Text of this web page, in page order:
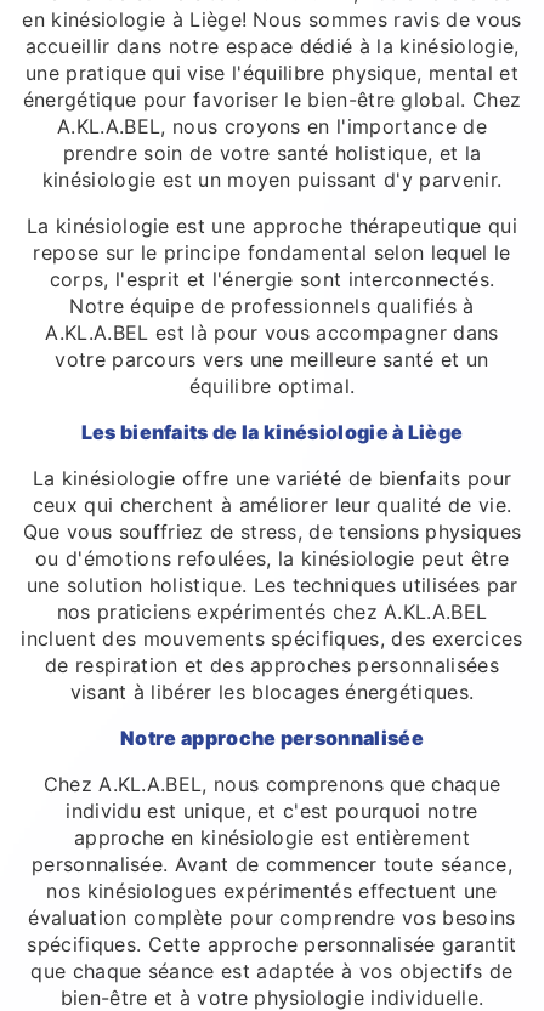
en kinésiologie à Liège! Nous sommes ravis de vous
accueillir dans notre espace dédié à la kinésiologie,
une pratique qui vise l'équilibre physique, mental et
énergétique pour favoriser le bien-être global. Chez
A.KL.A.BEL, nous croyons en l'importance de
prendre soin de votre santé holistique, et la
kinésiologie est un moyen puissant d'y parvenir.
La kinésiologie est une approche thérapeutique qui
repose sur le principe fondamental selon lequel le
corps, l'esprit et l'énergie sont interconnectés.
Notre équipe de professionnels qualifiés à
A.KL.A.BEL est là pour vous accompagner dans
votre parcours vers une meilleure santé et un
équilibre optimal.
Les bienfaits de la kinésiologie à Liège
La kinésiologie offre une variété de bienfaits pour
ceux qui cherchent à améliorer leur qualité de vie.
Que vous souffriez de stress, de tensions physiques
ou d'émotions refoulées, la kinésiologie peut être
une solution holistique. Les techniques utilisées par
nos praticiens expérimentés chez A.KL.A.BEL
incluent des mouvements spécifiques, des exercices
de respiration et des approches personnalisées
visant à libérer les blocages énergétiques.
Notre approche personnalisée
Chez A.KL.A.BEL, nous comprenons que chaque
individu est unique, et c'est pourquoi notre
approche en kinésiologie est entièrement
personnalisée. Avant de commencer toute séance,
nos kinésiologues expérimentés effectuent une
évaluation complète pour comprendre vos besoins
spécifiques. Cette approche personnalisée garantit
que chaque séance est adaptée à vos objectifs de
bien-être et à votre physiologie individuelle.